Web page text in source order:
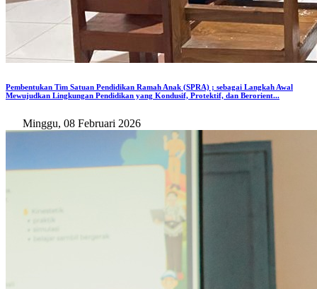
Pembentukan Tim Satuan Pendidikan Ramah Anak (SPRA) ; sebagai Langkah Awal
Mewujudkan Lingkungan Pendidikan yang Kondusif, Protektif, dan Berorient...
Minggu, 08 Februari 2026